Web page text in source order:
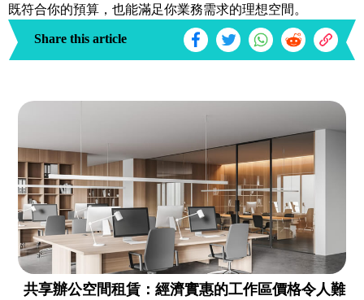
既符合你的預算，也能滿足你業務需求的理想空間。
Share this article
共享辦公空間租賃：經濟實惠的工作區價格令人難